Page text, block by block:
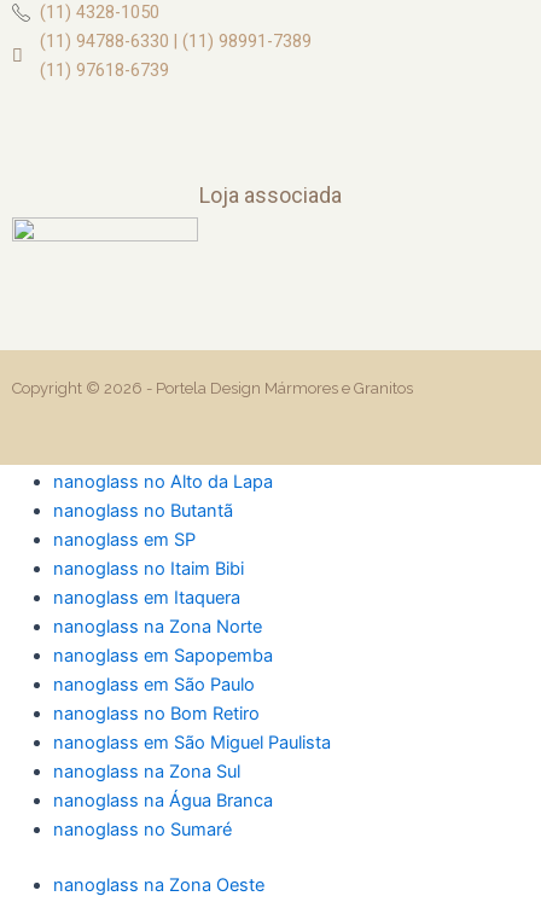
(11) 4328-1050
(11) 94788-6330 | (11) 98991-7389
(11) 97618-6739
Loja associada
Copyright © 2026 - Portela Design Mármores e Granitos
nanoglass no Alto da Lapa
nanoglass no Butantã
nanoglass em SP
nanoglass no Itaim Bibi
nanoglass em Itaquera
nanoglass na Zona Norte
nanoglass em Sapopemba
nanoglass em São Paulo
nanoglass no Bom Retiro
nanoglass em São Miguel Paulista
nanoglass na Zona Sul
nanoglass na Água Branca
nanoglass no Sumaré
nanoglass na Zona Oeste